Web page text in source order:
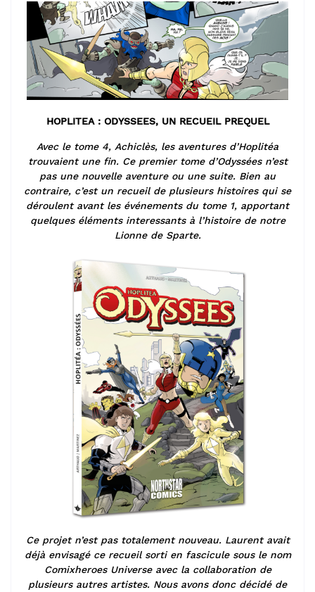
HOPLITEA : ODYSSEES, UN RECUEIL PREQUEL
Avec le tome 4, Achiclès, les aventures d’Hoplitéa
trouvaient une fin. Ce premier tome d’Odyssées n’est
pas une nouvelle aventure ou une suite. Bien au
contraire, c’est un recueil de plusieurs histoires qui se
déroulent avant les événements du tome 1, apportant
quelques éléments interessants à l’histoire de notre
Lionne de Sparte.
Ce projet n’est pas totalement nouveau. Laurent avait
déjà envisagé ce recueil sorti en fascicule sous le nom
Comixheroes Universe avec la collaboration de
plusieurs autres artistes. Nous avons donc décidé de